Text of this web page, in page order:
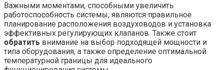
Важными моментами, способными увеличить
работоспособность системы, являются правильное
планирование расположения воздуховодов и установка
эффективных регулирующих клапанов. Также стоит
обратить внимание на выбор подходящей мощности и
типа оборудования, а также определение оптимальной
температурной границы для идеального